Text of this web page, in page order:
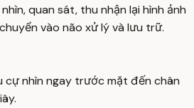
quan sát, thu nhận lại hình ảnh
vào não xử lý và lưu trữ.
nhìn ngay trước mặt đến chân